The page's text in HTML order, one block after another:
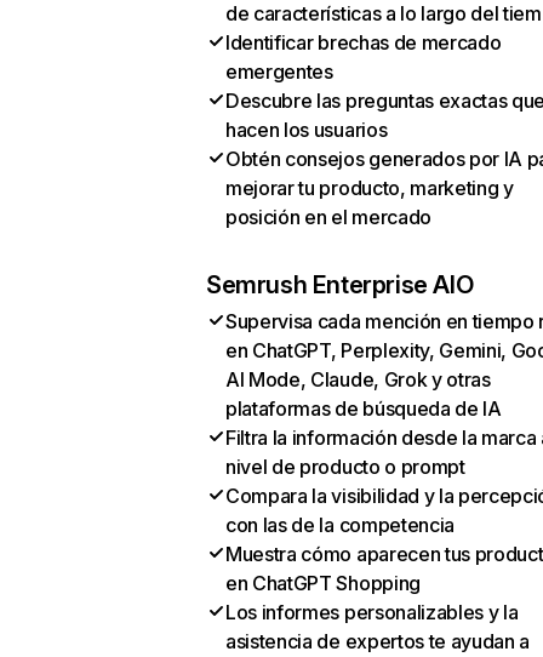
de características a lo largo del
Identificar brechas de mercado
emergentes
Descubre las preguntas exactas
hacen los usuarios
Obtén consejos generados por IA
mejorar tu producto, marketing y
posición en el mercado
Semrush Enterprise AIO
Supervisa cada mención en tiempo
en ChatGPT, Perplexity, Gemini,
AI Mode, Claude, Grok y otras
plataformas de búsqueda de IA
Filtra la información desde la marca
nivel de producto o prompt
Compara la visibilidad y la
con las de la competencia
Muestra cómo aparecen tus
en ChatGPT Shopping
Los informes personalizables y la
asistencia de expertos te ayudan a